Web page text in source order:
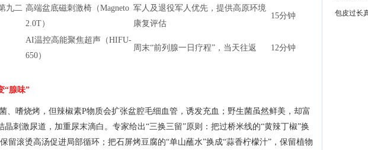
九二 高端盆底磁刺激椅（Magneto
2.0T）
军人及退役军人优先，提供高原环境
康复评估
15分钟
AI温控高能聚焦超声（HIFU-
650）
周末“前列腺一日疗程”，当天往返 12分钟
“腺味”
、嗜烧烤，但辣椒素P物质会扩张盆腔毛细血管，诱发充血；野生菌虽然鲜美，却富
晶刺激尿道，加重尿末滴白。专家给出“三换三留”原则：把过桥米线的“黄辣丁椒”换
留滚烫高汤促进局部循环；把石屏烤豆腐的“单山蘸水”换成“蒜香柠檬汁”，保留植物
了！
包皮过长